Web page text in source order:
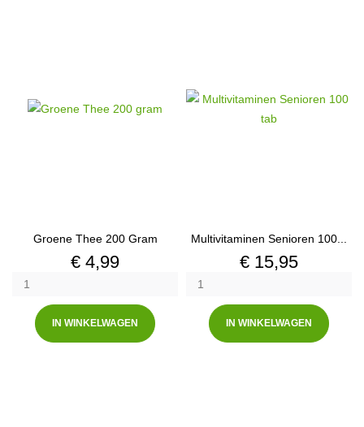
Groene Thee 200 Gram
Prijs
€ 4,99
IN WINKELWAGEN
Multivitaminen Senioren 100...
Prijs
€ 15,95
IN WINKELWAGEN